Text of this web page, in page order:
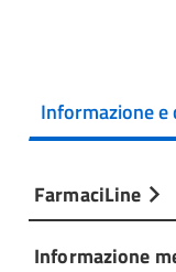
Informazione e
FarmaciLine
Informazione